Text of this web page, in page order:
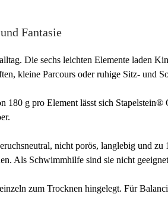
Fantasie
Die sechs leichten Elemente laden
kleine Parcours oder ruhige Sitz- und
180 g pro Element lässt sich
nicht porös, langlebig und
Als Schwimmhilfe sind sie nicht
zum Trocknen hingelegt. Für